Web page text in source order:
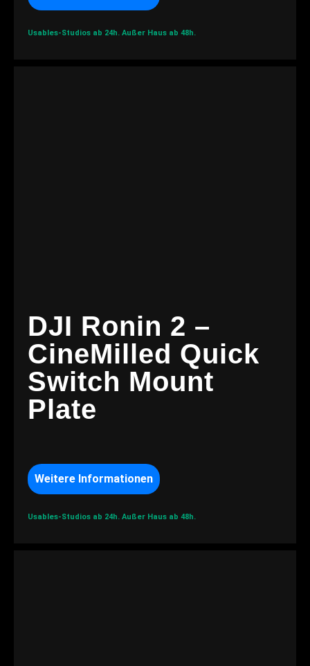
Usables-Studios ab 24h. Außer Haus ab 48h.
DJI Ronin 2 –
CineMilled Quick
Switch Mount
Plate
Weitere Informationen
Usables-Studios ab 24h. Außer Haus ab 48h.